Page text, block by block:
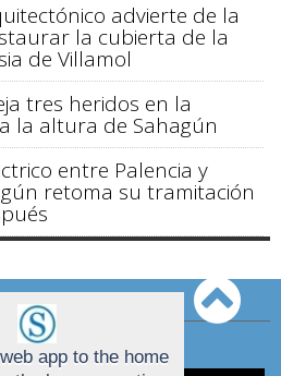
advierte de la
la cubierta de la
de Villamol
tres heridos en la
la altura de Sahagún
entre Palencia y
retoma su tramitación
TÉRMINOS DE USO
app to the home